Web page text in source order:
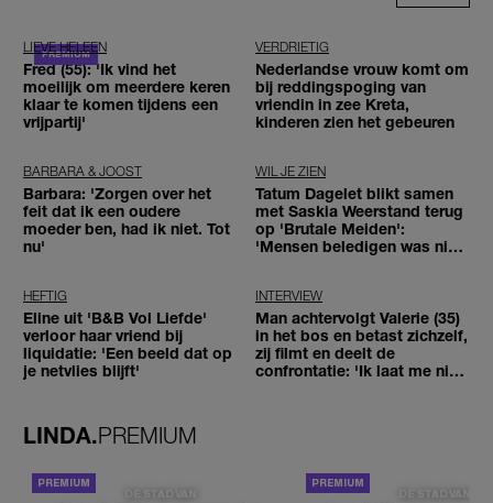
LIEVE HELEEN
Fred (55): 'Ik vind het
moeilijk om meerdere keren
klaar te komen tijdens een
vrijpartij'
VERDRIETIG
Nederlandse vrouw komt om
bij reddingspoging van
vriendin in zee Kreta,
kinderen zien het gebeuren
BARBARA & JOOST
Barbara: 'Zorgen over het
feit dat ik een oudere
moeder ben, had ik niet. Tot
nu'
WIL JE ZIEN
Tatum Dagelet blikt samen
met Saskia Weerstand terug
op 'Brutale Meiden':
'Mensen beledigen was niet
HEFTIG
Eline uit 'B&B Vol Liefde'
verloor haar vriend bij
liquidatie: 'Een beeld dat op
je netvlies blijft'
INTERVIEW
Man achtervolgt Valerie (35)
in het bos en betast zichzelf,
zij filmt en deelt de
confrontatie: 'Ik laat me niet
LINDA.PREMIUM
DE STAD VAN DE STAD VAN